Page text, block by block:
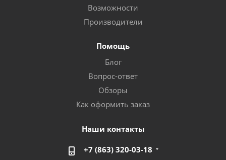
Возможности
Производители
Помощь
Блог
Вопрос-ответ
Обзоры
Как оформить заказ
Наши контакты
+7 (863) 320-03-18